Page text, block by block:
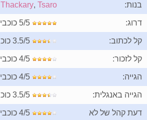
בנות:
,Thackary ,Tsaro
דרוג: 5/5 כוכבים
קל לכתוב: 3.5/5 כוכבים
קל לזכור: 4/5 כוכבים
הגייה: 4/5 כוכבים
הגייה באנגלית: 3.5/5 כוכבים
דעת קהל של לא
4/5 כוכבים